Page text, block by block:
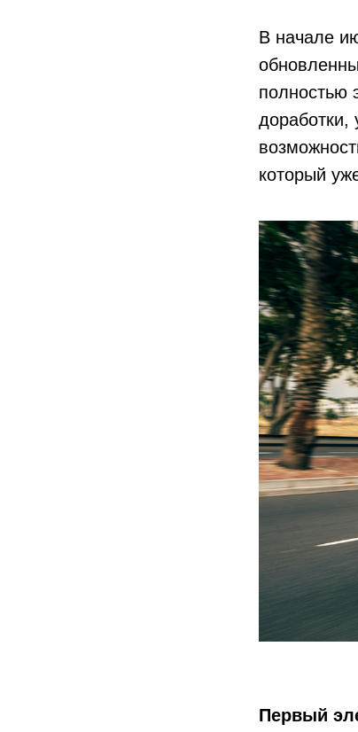
В начале
полностью
доработки,
который
Первый